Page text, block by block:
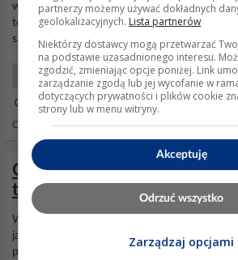
wymieniony na inny,weze sprawdzone,kanal
to samoP0105.W momencie podania
samochod zapala i chodzi przez
Samochody Elektryka i elektronika
28 Lut 2008 09:24
Odpowiedzi: 2 Wyświetleń: 7623
Opel Corsa B 1999 - Błąd
temperatury, czy coś
Witam, komputer wskazuje
jałowego - usterka", zapala się check engine.
pokazywał się P0115 "Czujnik temp. czynnika
partnerzy możemy używać dokładnych
geolokalizacyjnych. Lista partnerów
Niektórzy dostawcy mogą przetwarzać
na podstawie uzasadnionego interesu.
zgodzić, zmieniając opcje poniżej. Link
zarządzanie zgodą lub jej wycofanie w
dotyczących prywatności i plików cookie
strony lub w menu witryny.
Akceptuję
Odrzuć wszystko
Zarządzaj opcjami